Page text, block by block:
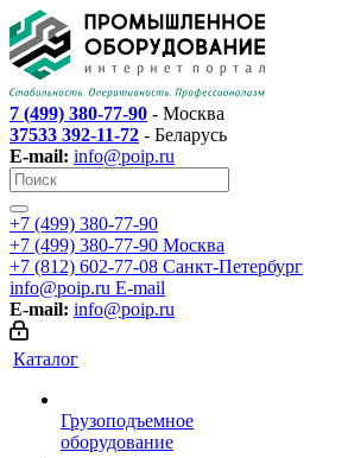
7 (499) 380-77-90 - Москва
37533 392-11-72 - Беларусь
E-mail: info@poip.ru
+7 (499) 380-77-90
+7 (499) 380-77-90 Москва
+7 (812) 602-77-08 Санкт-Петербург
info@poip.ru E-mail
E-mail: info@poip.ru
Каталог
Грузоподъемное
оборудование